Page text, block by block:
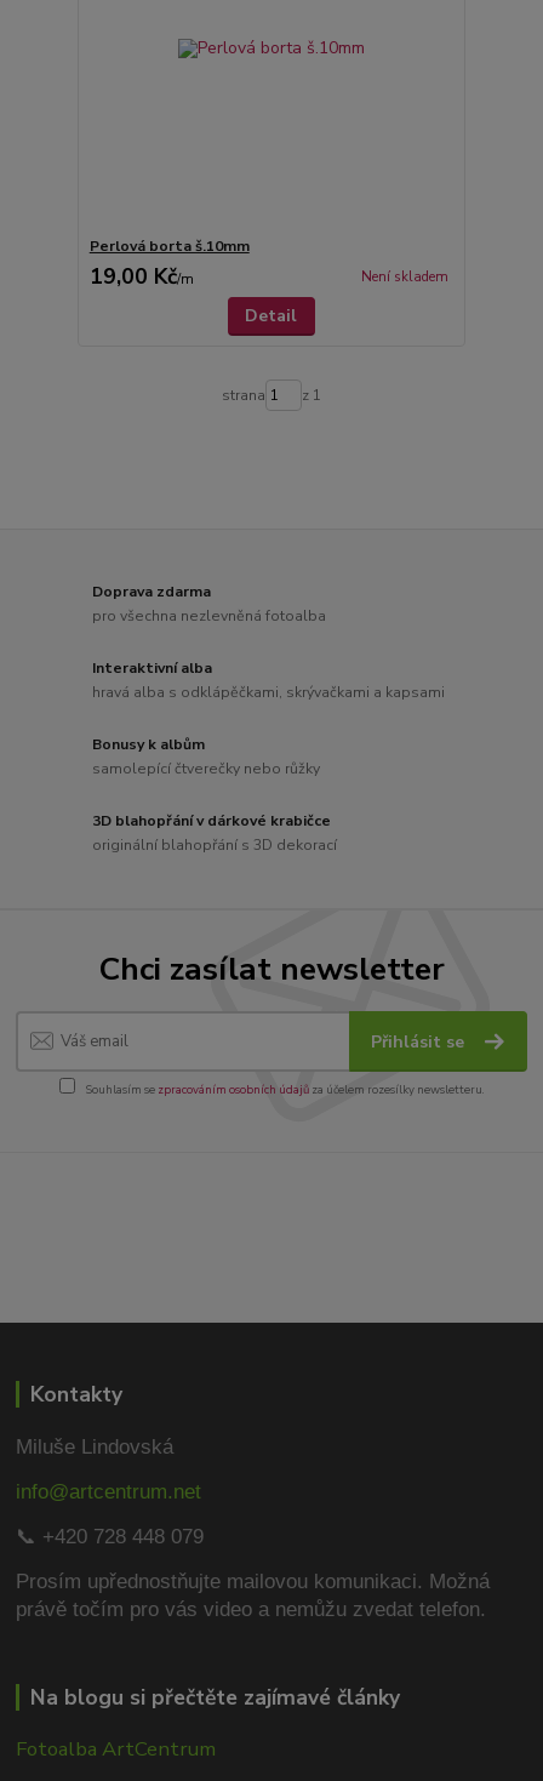
Perlová borta š.10mm
19,00 Kč/m Není skladem
Detail
strana z 1
Doprava zdarma
pro všechna nezlevněná fotoalba
Interaktivní alba
hravá alba s odklápěčkami, skrývačkami a kapsami
Bonusy k albům
samolepící čtverečky nebo růžky
3D blahopřání v dárkové krabičce
originální blahopřání s 3D dekorací
Chci zasílat newsletter
Přihlásit se
Souhlasím se zpracováním osobních údajůza účelem rozesílky newsletteru.
Kontakty
Miluše Lindovská
info@artcentrum.net
📞 +420 728 448 079
Prosím upřednostňujte mailovou komunikaci. Možná
právě točím pro vás video a nemůžu zvedat telefon.
Na blogu si přečtěte zajímavé články
Fotoalba ArtCentrum